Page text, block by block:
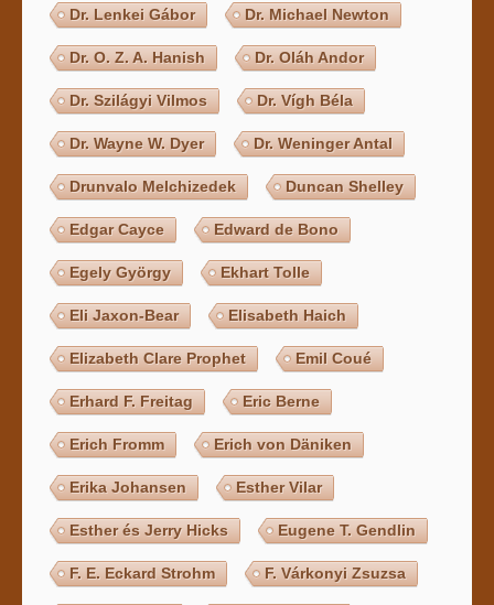
Dr. Lenkei Gábor Dr. Michael Newton
Dr. O. Z. A. Hanish Dr. Oláh Andor
Dr. Szilágyi Vilmos Dr. Vígh Béla
Dr. Wayne W. Dyer Dr. Weninger Antal
Drunvalo Melchizedek Duncan Shelley
Edgar Cayce Edward de Bono
Egely György Ekhart Tolle
Eli Jaxon-Bear Elisabeth Haich
Elizabeth Clare Prophet Emil Coué
Erhard F. Freitag Eric Berne
Erich Fromm Erich von Däniken
Erika Johansen Esther Vilar
Esther és Jerry Hicks Eugene T. Gendlin
F. E. Eckard Strohm F. Várkonyi Zsuzsa